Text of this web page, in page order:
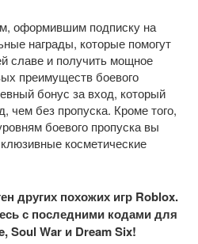
оформившим подписку на
награды, которые помогут
славе и получить мощное
преимуществ боевого
бонус за вход, который
чем без пропуска. Кроме того,
боевого пропуска вы
косметические
других похожих игр Roblox.
с последними кодами для
Soul War и Dream Six!